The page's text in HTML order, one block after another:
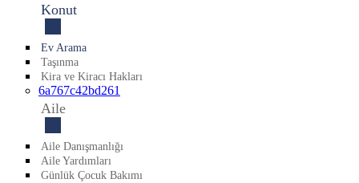
Konut
Ev Arama
Taşınma
Kira ve Kiracı Hakları
6a767c42bd261
Aile
Aile Danışmanlığı
Aile Yardımları
Günlük Çocuk Bakımı